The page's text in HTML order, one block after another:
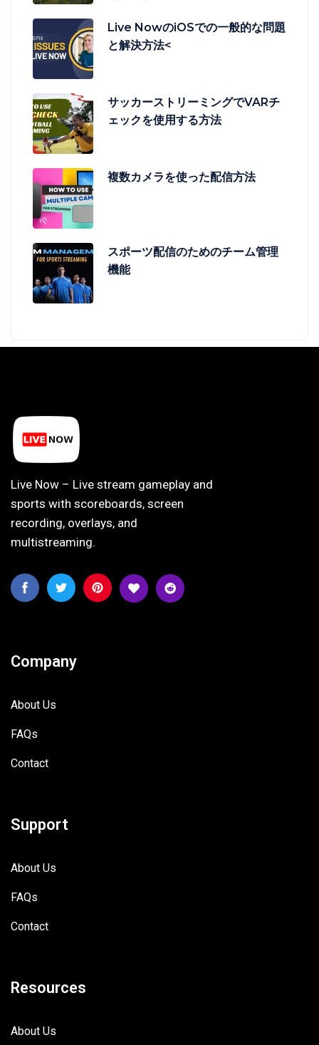
Live NowのiOSでの一般的な問題
と解決方法<
サッカーストリーミングでVARチ
ェックを使用する方法
複数カメラを使った配信方法
スポーツ配信のためのチーム管理
機能
Live Now – Live stream gameplay and
sports with scoreboards, screen
recording, overlays, and
multistreaming.
Company
About Us
FAQs
Contact
Support
About Us
FAQs
Contact
Resources
About Us